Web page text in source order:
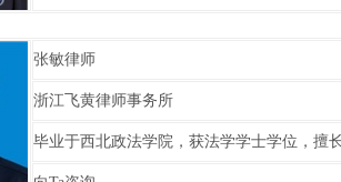
张敏律师
浙江飞黄律师事务所
毕业于西北政法学院，获法学学士学位，擅